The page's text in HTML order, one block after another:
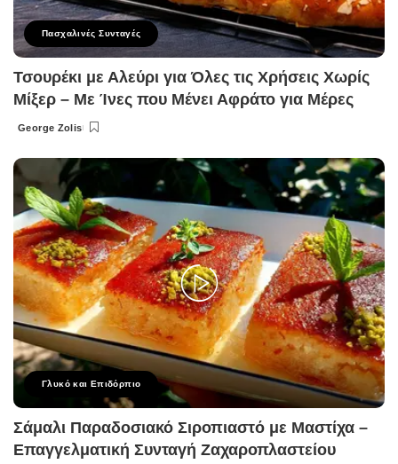
Πασχαλινές Συνταγές
Τσουρέκι με Αλεύρι για Όλες τις Χρήσεις Χωρίς
Μίξερ – Με Ίνες που Μένει Αφράτο για Μέρες
Posted
George Zolis
Γλυκό και Επιδόρπιο
Σάμαλι Παραδοσιακό Σιροπιαστό με Μαστίχα –
Επαγγελματική Συνταγή Ζαχαροπλαστείου